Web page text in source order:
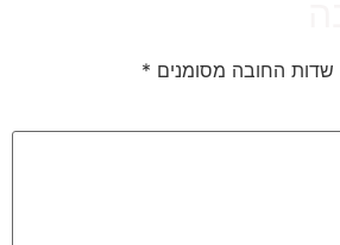
שדות החובה מסומנים *